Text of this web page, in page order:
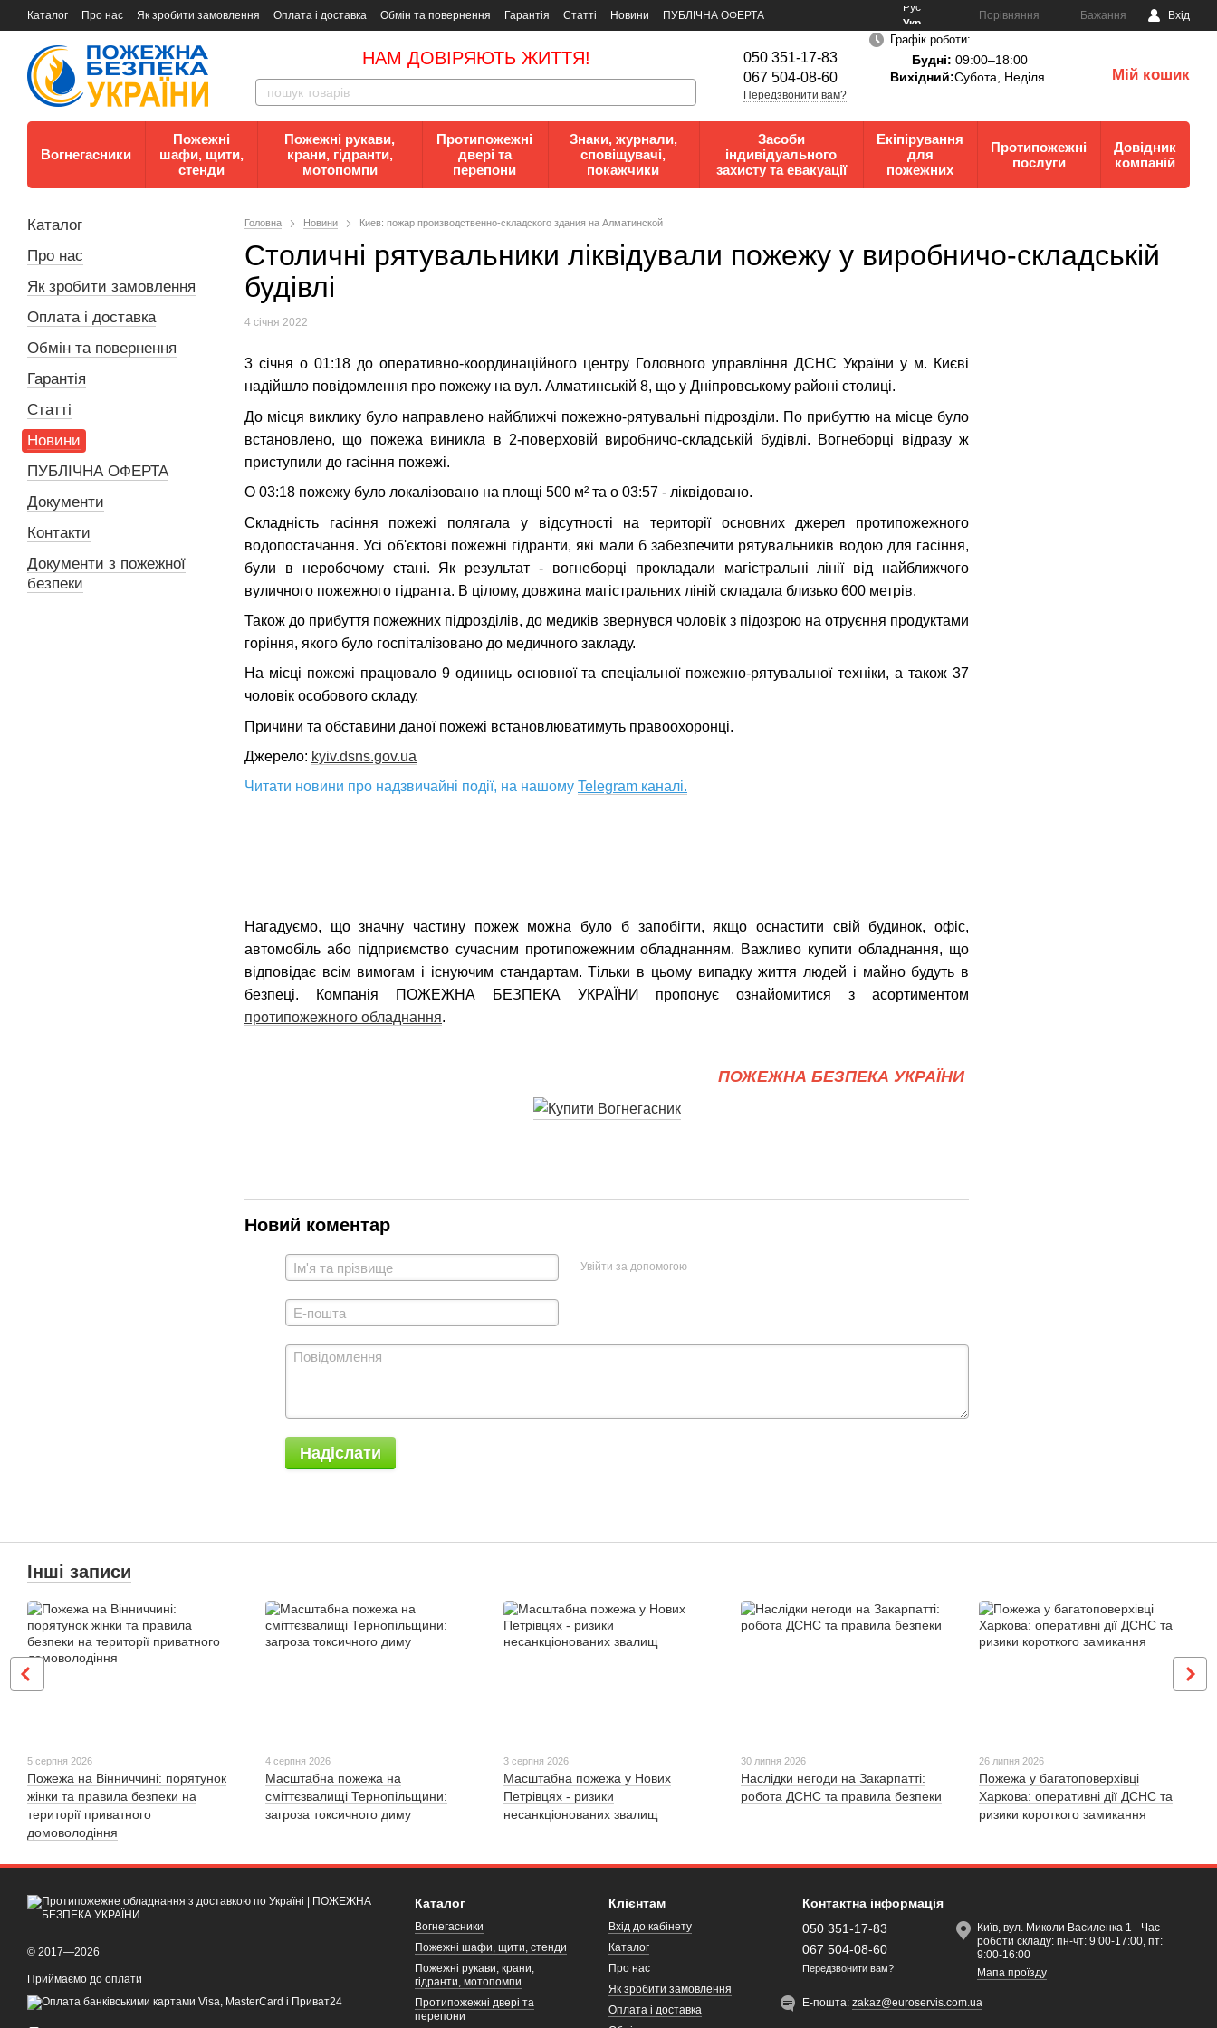
Каталог Про нас Як зробити замовлення Оплата і доставка Обмін та повернення Гарантія Статті Новини
ПУБЛІЧНА ОФЕРТА
Документи
Контакти Документи з пожежної безпеки
Рус
Укр
Порівняння Бажання Вхід
НАМ ДОВІРЯЮТЬ ЖИТТЯ!
050 351-17-83
067 504-08-60
Передзвонити вам?
Графік роботи:
Будні: 09:00–18:00
Вихідний:Субота, Неділя. Мій кошик
Вогнегасники
Пожежні
шафи, щити,
стенди
Пожежні рукави,
крани, гідранти,
мотопомпи
Протипожежні
двері та
перепони
Знаки, журнали,
сповіщувачі,
покажчики
Засоби
індивідуального
захисту та евакуації
Екіпірування
для
пожежних
Протипожежні
послуги
Довідник
компаній
Головна Новини Киев: пожар производственно-складского здания на Алматинской
Столичні рятувальники ліквідували пожежу у виробничо-складській
будівлі
4 січня 2022
3 січня о 01:18 до оперативно-координаційного центру Головного управління ДСНС України у м. Києві
надійшло повідомлення про пожежу на вул. Алматинській 8, що у Дніпровському районі столиці.
До місця виклику було направлено найближчі пожежно-рятувальні підрозділи. По прибуттю на місце було
встановлено, що пожежа виникла в 2-поверховій виробничо-складській будівлі. Вогнеборці відразу ж
приступили до гасіння пожежі.
О 03:18 пожежу було локалізовано на площі 500 м² та о 03:57 - ліквідовано.
Складність гасіння пожежі полягала у відсутності на території основних джерел протипожежного
водопостачання. Усі об'єктові пожежні гідранти, які мали б забезпечити рятувальників водою для гасіння,
були в неробочому стані. Як результат - вогнеборці прокладали магістральні лінії від найближчого
вуличного пожежного гідранта. В цілому, довжина магістральних ліній складала близько 600 метрів.
Також до прибуття пожежних підрозділів, до медиків звернувся чоловік з підозрою на отруєння продуктами
горіння, якого було госпіталізовано до медичного закладу.
На місці пожежі працювало 9 одиниць основної та спеціальної пожежно-рятувальної техніки, а також 37
чоловік особового складу.
Причини та обставини даної пожежі встановлюватимуть правоохоронці.
Джерело: kyiv.dsns.gov.ua
Читати новини про надзвичайні події, на нашому Telegram каналі.
Нагадуємо, що значну частину пожеж можна було б запобігти, якщо оснастити свій будинок, офіс,
автомобіль або підприємство сучасним протипожежним обладнанням. Важливо купити обладнання, що
відповідає всім вимогам і існуючим стандартам. Тільки в цьому випадку життя людей і майно будуть в
безпеці. Компанія ПОЖЕЖНА БЕЗПЕКА УКРАЇНИ пропонує ознайомитися з асортиментом
протипожежного обладнання.
ПОЖЕЖНА БЕЗПЕКА УКРАЇНИ
Новий коментар
Увійти за допомогою
Надіслати
Каталог
Про нас
Як зробити замовлення
Оплата і доставка
Обмін та повернення
Гарантія
Статті
Новини
ПУБЛІЧНА ОФЕРТА
Документи
Контакти
Документи з пожежної
безпеки
Інші записи
5 серпня 2026
Пожежа на Вінниччині: порятунок
жінки та правила безпеки на
території приватного
домоволодіння
4 серпня 2026
Масштабна пожежа на
сміттєзвалищі Тернопільщини:
загроза токсичного диму
3 серпня 2026
Масштабна пожежа у Нових
Петрівцях - ризики
несанкціонованих звалищ
30 липня 2026
Наслідки негоди на Закарпатті:
робота ДСНС та правила безпеки
26 липня 2026
Пожежа у багатоповерхівці
Харкова: оперативні дії ДСНС та
ризики короткого замикання
© 2017—2026
Приймаємо до оплати
Каталог
Вогнегасники
Пожежні шафи, щити, стенди
Пожежні рукави, крани,
гідранти, мотопомпи
Протипожежні двері та
перепони
Клієнтам
Вхід до кабінету
Каталог
Про нас
Як зробити замовлення
Оплата і доставка
Контактна інформація
050 351-17-83
067 504-08-60
Передзвонити вам?
Київ, вул. Миколи Василенка 1 - Час
роботи складу: пн-чт: 9:00-17:00, пт:
9:00-16:00
Мапа проїзду
Е-пошта:zakaz@euroservis.com.ua